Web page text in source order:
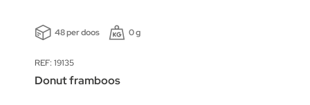
48 per doos 0 g
REF: 19135
Donut framboos